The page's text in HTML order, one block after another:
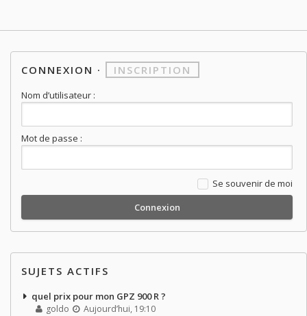
CONNEXION · INSCRIPTION
Nom d’utilisateur :
Mot de passe :
Se souvenir de moi
SUJETS ACTIFS
quel prix pour mon GPZ 900 R ?
goldo Aujourd’hui, 19:10